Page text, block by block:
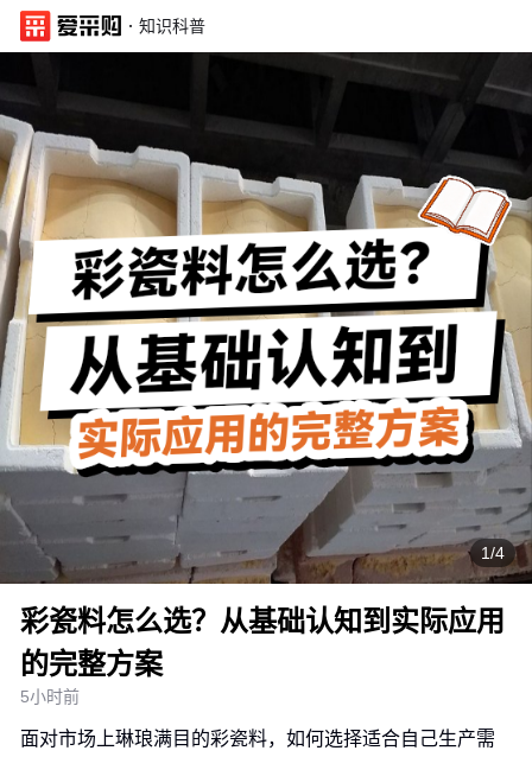
· 知识科普
1/4
彩瓷料怎么选？从基础认知到实际应用
的完整方案
5小时前
面对市场上琳琅满目的彩瓷料，如何选择适合自己生产需